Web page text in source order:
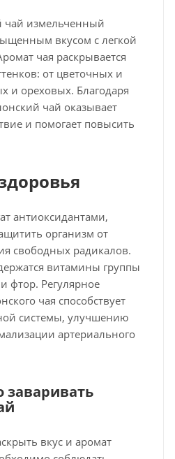
измельченный
вкусом с легкой
чая раскрывается
от цветочных и
и ореховых. Благодаря
чай оказывает
и помогает повысить
антиоксидантами,
организм от
свободных радикалов.
витамины группы
фтор. Регулярное
чая способствует
системы, улучшению
артериального
заваривать
вкус и аромат